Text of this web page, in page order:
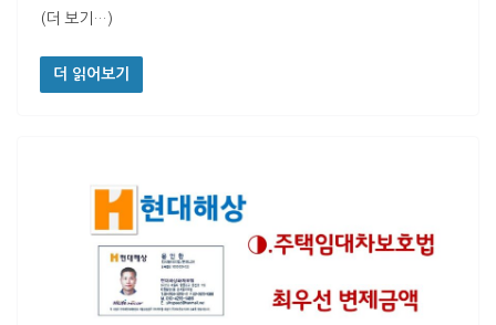
(더 보기…)
더 읽어보기